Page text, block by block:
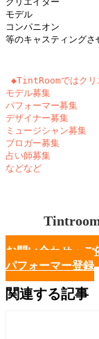
モデル
コンパニオン
等のキャスティングさ
モデル募集
パフォーマー募集
デザイナー募集
ミュージシャン募集
ブロガー募集
占い師募集
お問い合わせ・ご
パフォーマー登録
関連する記事